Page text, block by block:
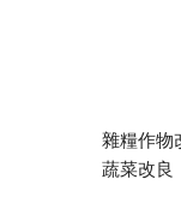
雜糧作物
蔬菜改良